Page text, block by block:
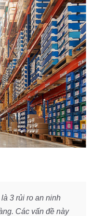
là 3 rủi ro an ninh
Các vấn đề này